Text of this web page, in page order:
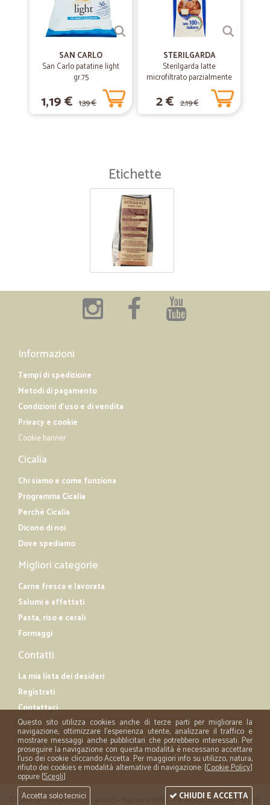
SAN CARLO
San Carlo patatine light
gr.75
1,19 € 1,39 €
STERILGARDA
Sterilgarda latte
microfiltrato parzialmente
2 € 2,19 €
Etichette
Informazioni
Tempi di spedizione
Metodi di pagamento
Condizioni d'uso e di vendita
Privacy e cookie
Cookie banner
Cicalia
Chi siamo e come funziona
Programma Cicalia
Perché Cicalia
Dicono di noi
Dove spediamo
Migliori categorie
Carne fresca e lavorata
Salumi e affettati
Pasta, riso e cerali
Formaggi
Contatti
La mia lista dei desideri
Registrati
Contattaci
Cicalia srl - via Acerbi 35 - 46100 - Mantova (MN) - P.iva 02508120207 - C.Fisc
Questo sito utilizza cookies anche di terze parti per migliorare la
navigazione, ottimizzare l'esperienza utente, analizzare il traffico e
mostrare messaggi anche pubblicitari che potrebbero interessati. Per
proseguire la navigazione con questa modalità è necessario accettare
l'uso dei cookie cliccando Accetta. Per maggiori info su utilizzo, natura,
rifiuto dei cookies e modalità alternative di navigazione: [Cookie Policy]
oppure [Scegli]
Accetta solo tecnici
CHIUDI E ACCETTA